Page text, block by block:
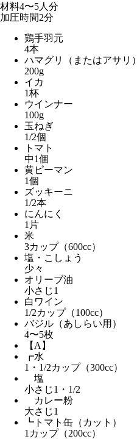
材料4〜5人分
加圧時間2分
鶏手羽元
4本
ハマグリ（またはアサリ）
200g
イカ
1杯
ウインナー
100g
玉ねぎ
1/2個
トマト
中1個
黄ピーマン
1個
ズッキーニ
1/2本
にんにく
1片
米
3カップ（600cc）
塩・こしょう
少々
オリーブ油
小さじ1
白ワイン
1/2カップ（100cc）
バジル（あしらい用）
4〜5枚
【A】
┏水
1・1/2カップ（300cc）
塩
小さじ1・1/2
カレー粉
大さじ1
┗トマト缶（カット）
1カップ（200cc）